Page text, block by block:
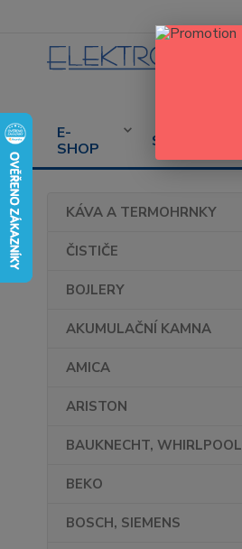
E-
SHOP
SERVIS
KÁVA A TERMOHRNKY
ČISTIČE
BOJLERY
AKUMULAČNÍ KAMNA
AMICA
ARISTON
BAUKNECHT, WHIRLPOOL
BEKO
BOSCH, SIEMENS